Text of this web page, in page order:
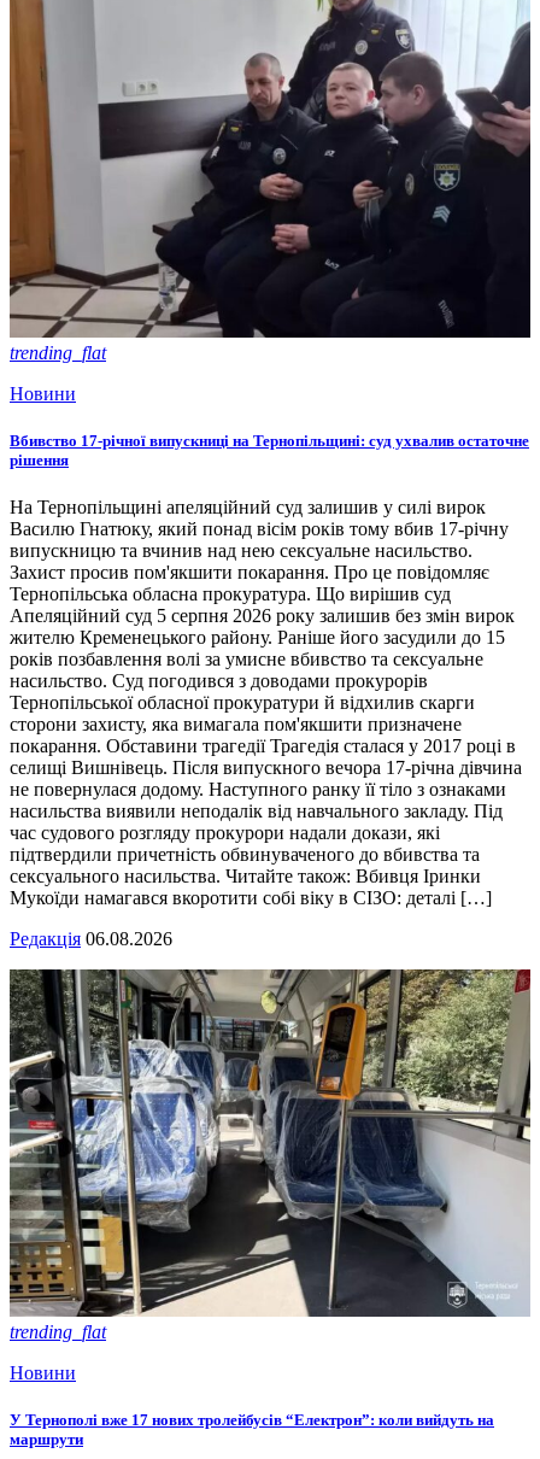
trending_flat
Новини
Вбивство 17-річної випускниці на Тернопільщині: суд ухвалив остаточне
рішення
На Тернопільщині апеляційний суд залишив у силі вирок
Василю Гнатюку, який понад вісім років тому вбив 17-річну
випускницю та вчинив над нею сексуальне насильство.
Захист просив пом'якшити покарання. Про це повідомляє
Тернопільська обласна прокуратура. Що вирішив суд
Апеляційний суд 5 серпня 2026 року залишив без змін вирок
жителю Кременецького району. Раніше його засудили до 15
років позбавлення волі за умисне вбивство та сексуальне
насильство. Суд погодився з доводами прокурорів
Тернопільської обласної прокуратури й відхилив скарги
сторони захисту, яка вимагала пом'якшити призначене
покарання. Обставини трагедії Трагедія сталася у 2017 році в
селищі Вишнівець. Після випускного вечора 17-річна дівчина
не повернулася додому. Наступного ранку її тіло з ознаками
насильства виявили неподалік від навчального закладу. Під
час судового розгляду прокурори надали докази, які
підтвердили причетність обвинуваченого до вбивства та
сексуального насильства. Читайте також: Вбивця Іринки
Мукоїди намагався вкоротити собі віку в СІЗО: деталі […]
Редакція 06.08.2026
trending_flat
Новини
У Тернополі вже 17 нових тролейбусів “Електрон”: коли вийдуть на
маршрути